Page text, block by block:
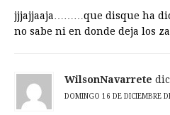
jjjajjaaja………que disque ha
no sabe ni en donde deja los
WilsonNavarrete
DOMINGO 16 DE DICIEMBRE